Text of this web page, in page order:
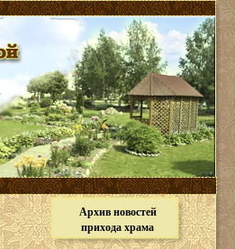
Архив новостей
прихода храма